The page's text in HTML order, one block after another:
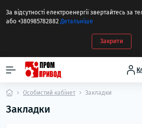
За відсутності електроенергії звертайтесь за
або +380985782882Детальніше
Закрити
Особистий кабінет Закладки
Закладки